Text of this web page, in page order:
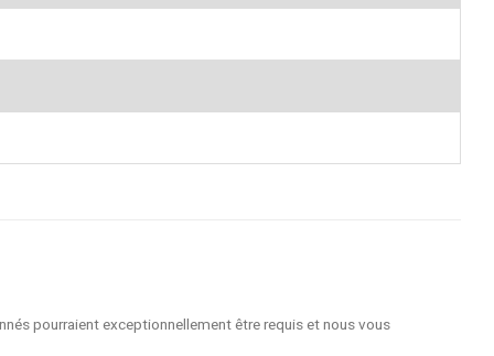
pourraient exceptionnellement être requis et nous vous